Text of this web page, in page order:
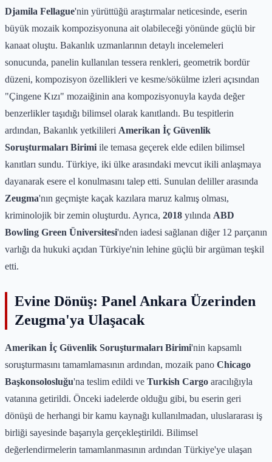
Djamila Fellague'nin yürüttüğü araştırmalar neticesinde, eserin
büyük mozaik kompozisyonuna ait olabileceği yönünde güçlü bir
kanaat oluştu. Bakanlık uzmanlarının detaylı incelemeleri
sonucunda, panelin kullanılan tessera renkleri, geometrik bordür
düzeni, kompozisyon özellikleri ve kesme/sökülme izleri açısından
"Çingene Kızı" mozaiğinin ana kompozisyonuyla kayda değer
benzerlikler taşıdığı bilimsel olarak kanıtlandı. Bu tespitlerin
ardından, Bakanlık yetkilileri Amerikan İç Güvenlik
Soruşturmaları Birimi ile temasa geçerek elde edilen bilimsel
kanıtları sundu. Türkiye, iki ülke arasındaki mevcut ikili anlaşmaya
dayanarak esere el konulmasını talep etti. Sunulan deliller arasında
Zeugma'nın geçmişte kaçak kazılara maruz kalmış olması,
kriminolojik bir zemin oluşturdu. Ayrıca, 2018 yılında ABD
Bowling Green Üniversitesi'nden iadesi sağlanan diğer 12 parçanın
varlığı da hukuki açıdan Türkiye'nin lehine güçlü bir argüman teşkil
etti.
Evine Dönüş: Panel Ankara Üzerinden
Zeugma'ya Ulaşacak
Amerikan İç Güvenlik Soruşturmaları Birimi'nin kapsamlı
soruşturmasını tamamlamasının ardından, mozaik pano Chicago
Başkonsolosluğu'na teslim edildi ve Turkish Cargo aracılığıyla
vatanına getirildi. Önceki iadelerde olduğu gibi, bu eserin geri
dönüşü de herhangi bir kamu kaynağı kullanılmadan, uluslararası iş
birliği sayesinde başarıyla gerçekleştirildi. Bilimsel
değerlendirmelerin tamamlanmasının ardından Türkiye'ye ulaşan